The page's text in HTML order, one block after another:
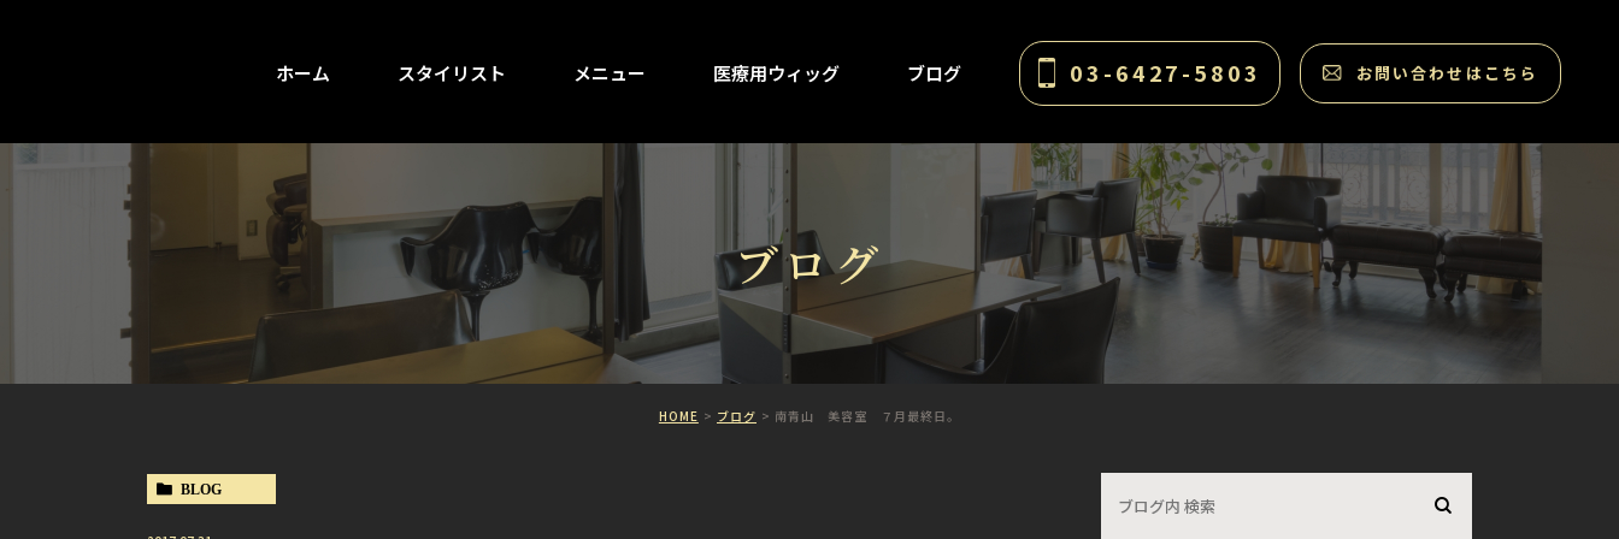
ホーム スタイリスト メニュー 医療用ウィッグ ブログ 03-6427-5803 お問い合わせはこちら
ブログ
HOME ブログ 南青山 美容室 ７月最終日。
BLOG